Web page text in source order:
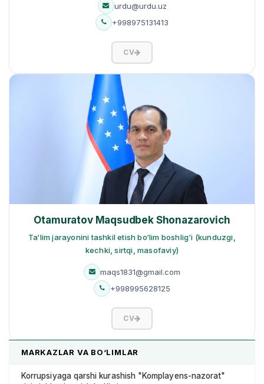
urdu@urdu.uz
+998975131413
CV
Otamuratov Maqsudbek Shonazarovich
Ta‘lim jarayonini tashkil etish bo‘lim boshlig‘i (kunduzgi,
kechki, sirtqi, masofaviy)
maqs1831@gmail.com
+998995628125
CV
MARKAZLAR VA BO‘LIMLAR
Korrupsiyaga qarshi kurashish "Komplayens-nazorat"